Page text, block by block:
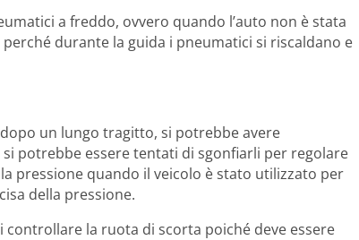
a freddo, ovvero quando l’auto non è stata
durante la guida i pneumatici si riscaldano e
dopo un lungo tragitto, si potrebbe avere
potrebbe essere tentati di sgonfiarli per regolare
pressione quando il veicolo è stato utilizzato per
della pressione.
la ruota di scorta poiché deve essere